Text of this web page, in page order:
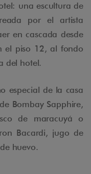
una escultura de
por el artista
en cascada desde
el piso 12, al fondo
del hotel.
especial de la casa
Bombay Sapphire,
de maracuyá o
Bacardi, jugo de
huevo.